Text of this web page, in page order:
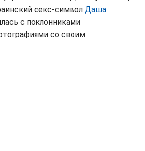
секс-символ Даша
с поклонниками
со своим